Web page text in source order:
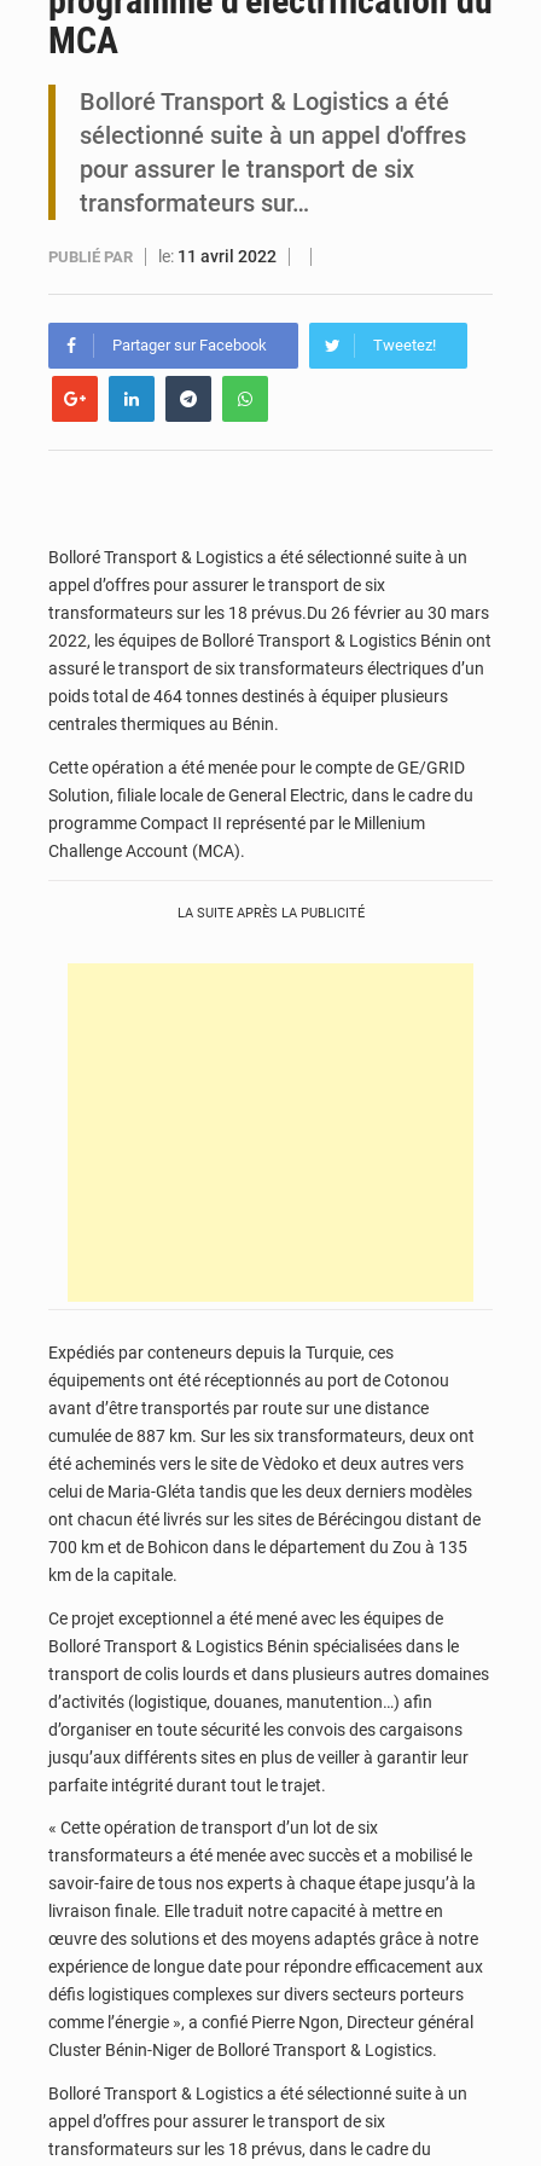
Maurice : Démission de la ministre Véronique Leu-Govind
MCA
Bolloré Transport & Logistics a été
sélectionné suite à un appel d'offres
pour assurer le transport de six
transformateurs sur…
PUBLIÉ PAR le: 11 avril 2022
Partager sur Facebook Tweetez!
Bolloré Transport & Logistics a été sélectionné suite à un
appel d’offres pour assurer le transport de six
transformateurs sur les 18 prévus.Du 26 février au 30 mars
2022, les équipes de Bolloré Transport & Logistics Bénin ont
assuré le transport de six transformateurs électriques d’un
poids total de 464 tonnes destinés à équiper plusieurs
centrales thermiques au Bénin.
Cette opération a été menée pour le compte de GE/GRID
Solution, filiale locale de General Electric, dans le cadre du
programme Compact II représenté par le Millenium
Challenge Account (MCA).
LA SUITE APRÈS LA PUBLICITÉ
Expédiés par conteneurs depuis la Turquie, ces
équipements ont été réceptionnés au port de Cotonou
avant d’être transportés par route sur une distance
cumulée de 887 km. Sur les six transformateurs, deux ont
été acheminés vers le site de Vèdoko et deux autres vers
celui de Maria-Gléta tandis que les deux derniers modèles
ont chacun été livrés sur les sites de Bérécingou distant de
700 km et de Bohicon dans le département du Zou à 135
km de la capitale.
Ce projet exceptionnel a été mené avec les équipes de
Bolloré Transport & Logistics Bénin spécialisées dans le
transport de colis lourds et dans plusieurs autres domaines
d’activités (logistique, douanes, manutention…) afin
d’organiser en toute sécurité les convois des cargaisons
jusqu’aux différents sites en plus de veiller à garantir leur
parfaite intégrité durant tout le trajet.
« Cette opération de transport d’un lot de six
transformateurs a été menée avec succès et a mobilisé le
savoir-faire de tous nos experts à chaque étape jusqu’à la
livraison finale. Elle traduit notre capacité à mettre en
œuvre des solutions et des moyens adaptés grâce à notre
expérience de longue date pour répondre efficacement aux
défis logistiques complexes sur divers secteurs porteurs
comme l’énergie », a confié Pierre Ngon, Directeur général
Cluster Bénin-Niger de Bolloré Transport & Logistics.
Bolloré Transport & Logistics a été sélectionné suite à un
appel d’offres pour assurer le transport de six
transformateurs sur les 18 prévus, dans le cadre du